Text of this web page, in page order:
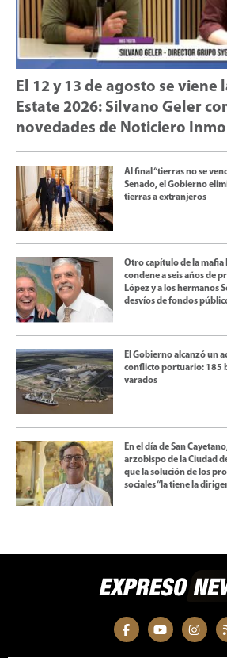
El 12 y 13 de agosto se viene
Estate 2026: Silvano Geler
novedades de Noticiero
Al final “tierras no se
Senado, el Gobierno
tierras a extranjeros
Otro capítulo de la mafia
condene a seis años de
López y a los hermanos
desvíos de fondos
El Gobierno alcanzó un
conflicto portuario: 185
varados
En el día de San
arzobispo de la Ciudad
que la solución de los
sociales “la tiene la